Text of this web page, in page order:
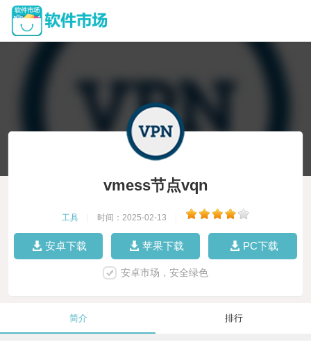
vmess节点vqn
工具 时间：2025-02-13
安卓下载 苹果下载 PC下载
安卓市场，安全绿色
简介 排行